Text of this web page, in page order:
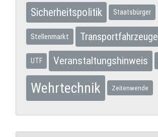
Sicherheitspolitik Staatsbürger
Stellenmarkt Transportfahrzeuge
UTF Veranstaltungshinweis
Wehrtechnik Zeitenwende